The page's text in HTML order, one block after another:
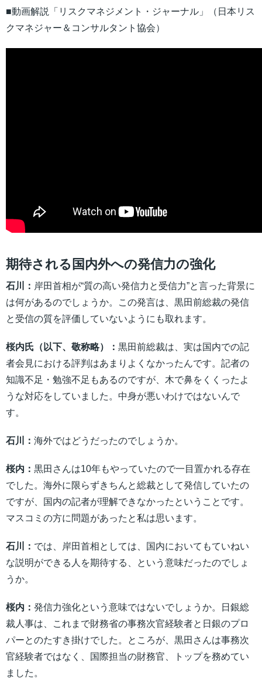
■動画解説「リスクマネジメント・ジャーナル」（日本リス
クマネジャー＆コンサルタント協会）
期待される国内外への発信力の強化
石川： 岸田首相が“質の高い発信力と受信力”と言った背景に
は何があるのでしょうか。この発言は、黒田前総裁の発信
と受信の質を評価していないようにも取れます。
桜内氏（以下、敬称略）： 黒田前総裁は、実は国内での記
者会見における評判はあまりよくなかったんです。記者の
知識不足・勉強不足もあるのですが、木で鼻をくくったよ
うな対応をしていました。中身が悪いわけではないんで
す。
石川： 海外ではどうだったのでしょうか。
桜内： 黒田さんは10年もやっていたので一目置かれる存在
でした。海外に限らずきちんと総裁として発信していたの
ですが、国内の記者が理解できなかったということです。
マスコミの方に問題があったと私は思います。
石川： では、岸田首相としては、国内においてもていねい
な説明ができる人を期待する、という意味だったのでしょ
うか。
桜内： 発信力強化という意味ではないでしょうか。日銀総
裁人事は、これまで財務省の事務次官経験者と日銀のプロ
パーとのたすき掛けでした。ところが、黒田さんは事務次
官経験者ではなく、国際担当の財務官、トップを務めてい
ました。